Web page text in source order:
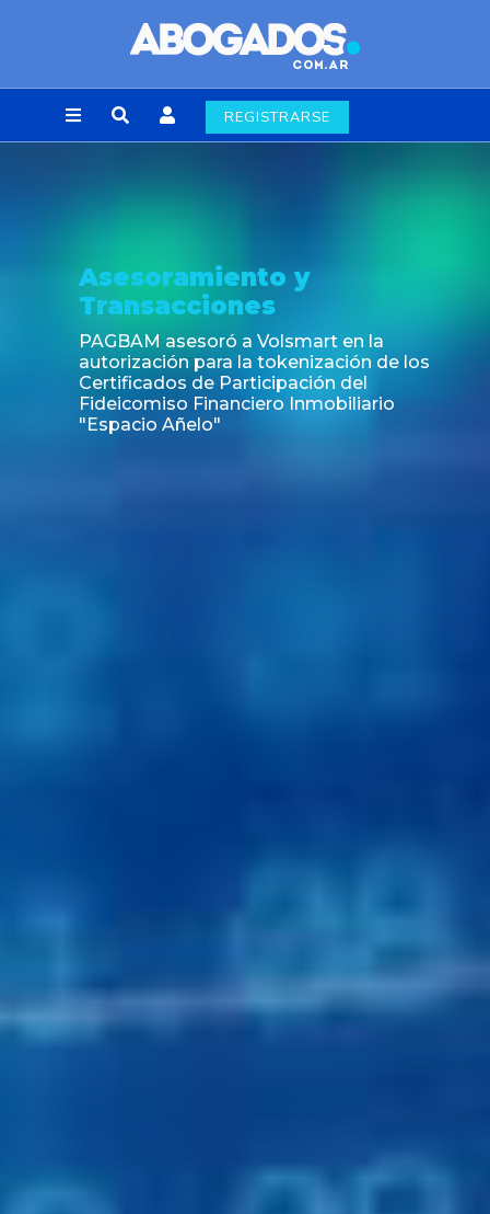
REGISTRARSE
Asesoramiento y
Transacciones
PAGBAM asesoró a Volsmart en la
autorización para la tokenización de los
Certificados de Participación del
Fideicomiso Financiero Inmobiliario
"Espacio Añelo"